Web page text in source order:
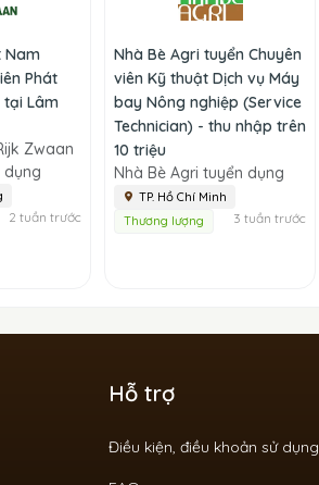
Nam
Phát
tại Lâm
Zwaan
dụng
2 tuần trước
Nhà Bè Agri tuyển Chuyên
viên Kỹ thuật Dịch vụ Máy
bay Nông nghiệp (Service
Technician) - thu nhập trên
10 triệu
Nhà Bè Agri tuyển dụng
TP. Hồ Chí Minh
Thương lượng
3 tuần trước
Hỗ trợ
Điều kiện, điều khoản sử dụng